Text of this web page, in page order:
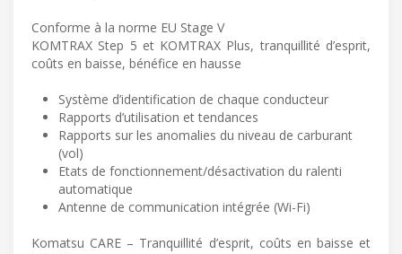
Conforme à la norme EU Stage V
KOMTRAX Step 5 et KOMTRAX Plus, tranquillité d’esprit,
coûts en baisse, bénéfice en hausse
Système d’identification de chaque conducteur
Rapports d’utilisation et tendances
Rapports sur les anomalies du niveau de carburant
(vol)
Etats de fonctionnement/désactivation du ralenti
automatique
Antenne de communication intégrée (Wi-Fi)
Komatsu CARE – Tranquillité d’esprit, coûts en baisse et